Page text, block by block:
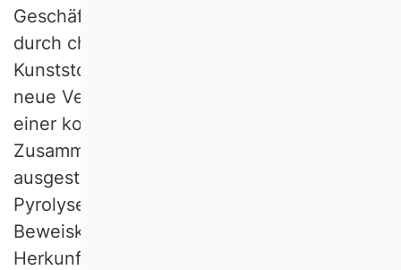
Geschäftsmodell, in Schwellenländern
durch chemisches Recycling aus
Kunststoffabfällen ein Ausgangsmaterial für
neue Verpackungen herzustellen, steht vor
einer komplexen Herausforderung: die
Zusammenarbeit mit privaten Müllsammlern
ausgestalten, technische Sortierung und
Pyrolyse bewerkstelligen und eine digitale
Beweiskette, etwa über Blockchain, für die
Herkunft des Sekundärkunststoffs